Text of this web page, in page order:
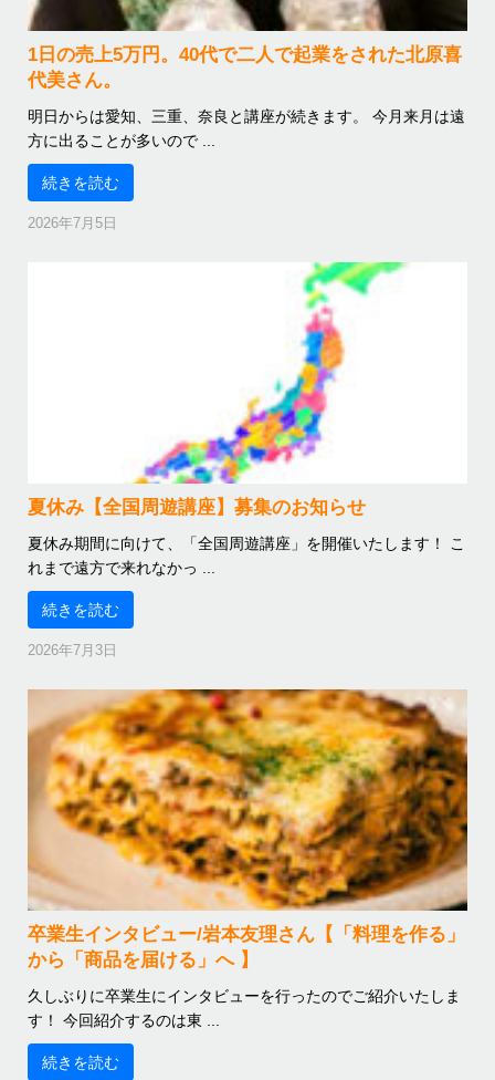
1日の売上5万円。40代で二人で起業をされた北原喜
代美さん。
明日からは愛知、三重、奈良と講座が続きます。 今月来月は遠
方に出ることが多いので ...
続きを読む
2026年7月5日
夏休み【全国周遊講座】募集のお知らせ
夏休み期間に向けて、「全国周遊講座」を開催いたします！ こ
れまで遠方で来れなかっ ...
続きを読む
2026年7月3日
卒業生インタビュー/岩本友理さん【「料理を作る」
から「商品を届ける」へ 】
久しぶりに卒業生にインタビューを行ったのでご紹介いたしま
す！ 今回紹介するのは東 ...
続きを読む